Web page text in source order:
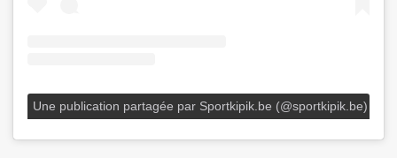
Une publication partagée par Sportkipik.be (@sportkipik.be)